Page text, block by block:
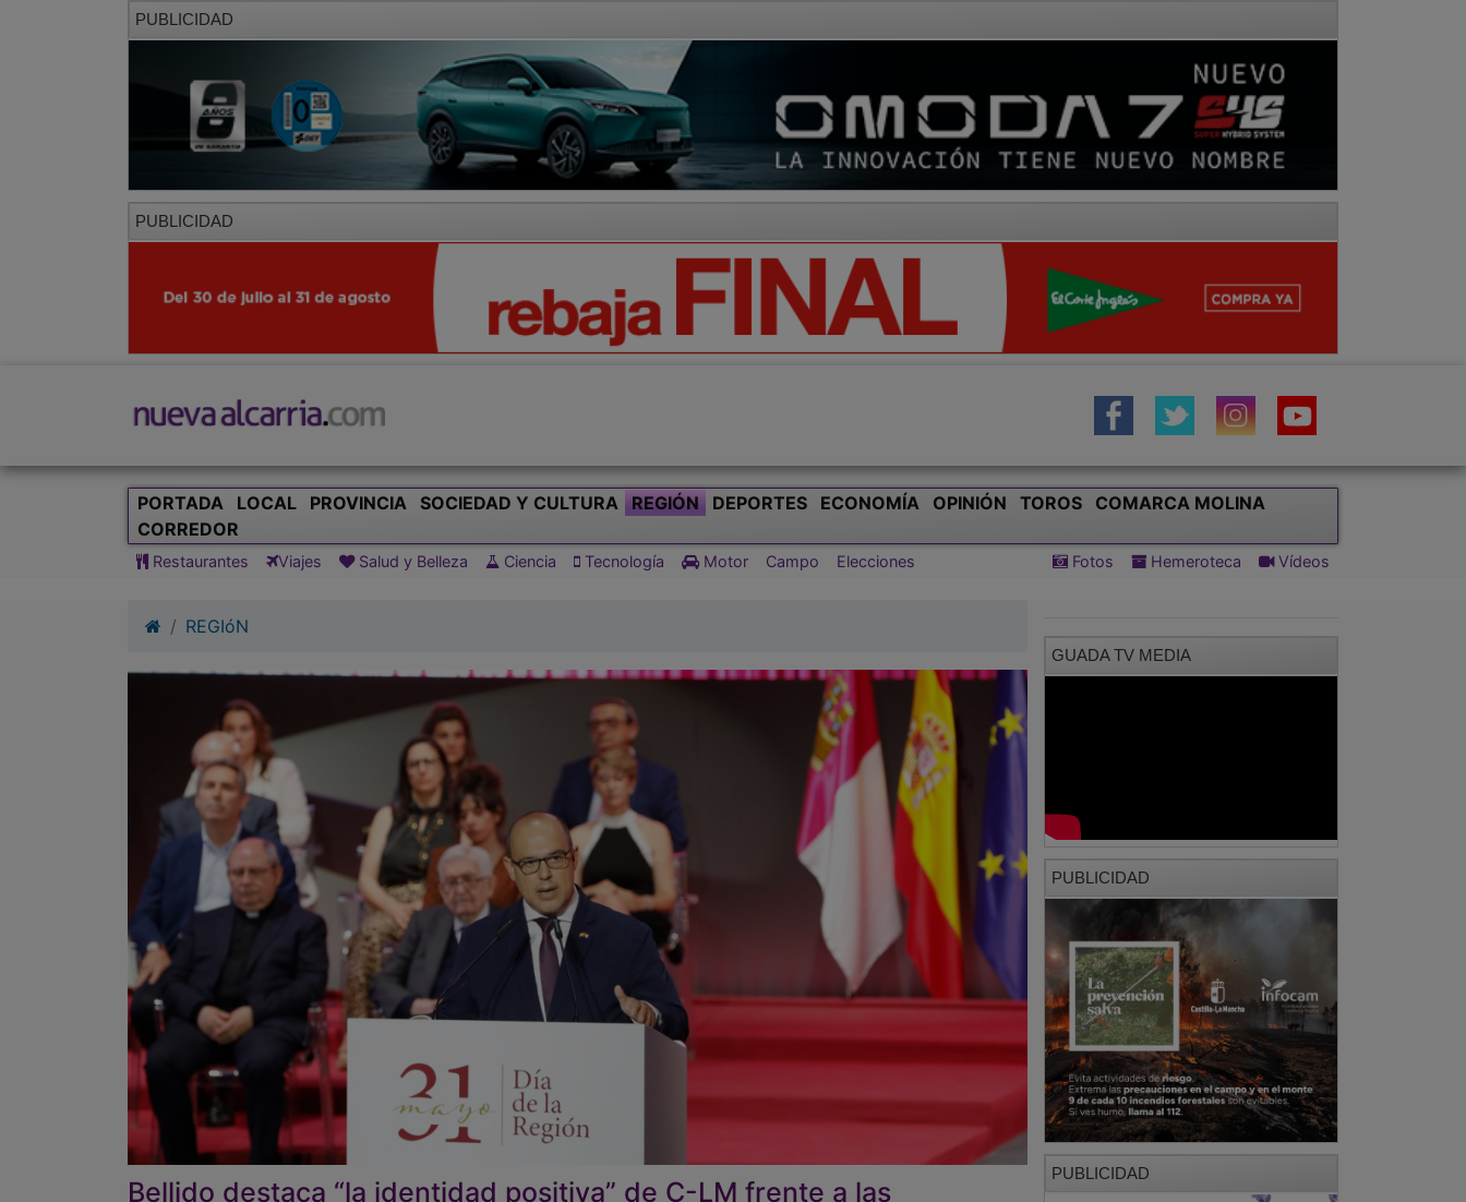
PUBLICIDAD
PUBLICIDAD
PORTADA LOCAL PROVINCIA
COMARCA MOLINA
Restaurantes Viajes Salud y Belleza Ciencia Tecnología Motor Campo Elecciones Fotos Hemeroteca Vídeos
REGIóN
Bellido destaca “la identidad positiva” de C-LM frente a las
“identidades excluyentes”
31/05/2026 - 13:39
GUADA TV MEDIA
PUBLICIDAD